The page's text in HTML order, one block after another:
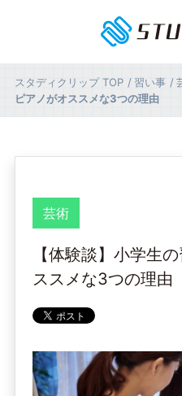
スタディクリップTOP 習い事
ピアノがオススメな3つの理由
芸術
【体験談】小学生
ススメな3つの理由